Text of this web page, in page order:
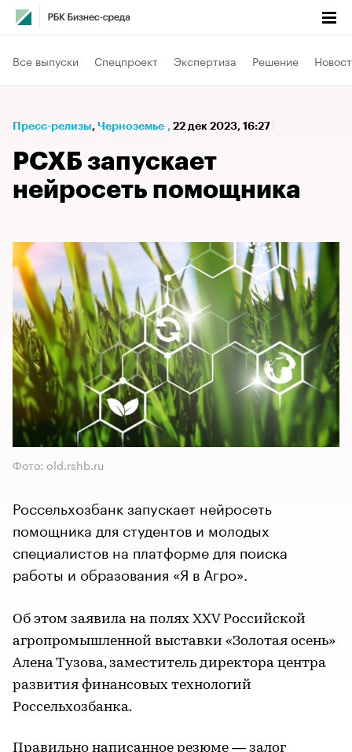
Все выпуски Спецпроект Экспертиза Решение
Пресс-релизы⁠, Черноземье , 22 дек 2023, 16:27
РСХБ запускает
нейросеть помощника
Фото: old.rshb.ru
Россельхозбанк запускает нейросеть
помощника для студентов и молодых
специалистов на платформе для поиска
работы и образования «Я в Агро».
Об этом заявила на полях ХХV Российской
агропромышленной выставки «Золотая осень»
Алена Тузова, заместитель директора центра
развития финансовых технологий
Россельхозбанка.
Правильно написанное резюме — залог